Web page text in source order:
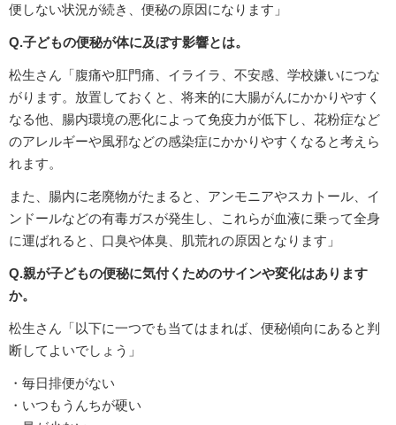
便しない状況が続き、便秘の原因になります」
Q.子どもの便秘が体に及ぼす影響とは。
松生さん「腹痛や肛門痛、イライラ、不安感、学校嫌いにつな
がります。放置しておくと、将来的に大腸がんにかかりやすく
なる他、腸内環境の悪化によって免疫力が低下し、花粉症など
のアレルギーや風邪などの感染症にかかりやすくなると考えら
れます。
また、腸内に老廃物がたまると、アンモニアやスカトール、イ
ンドールなどの有毒ガスが発生し、これらが血液に乗って全身
に運ばれると、口臭や体臭、肌荒れの原因となります」
Q.親が子どもの便秘に気付くためのサインや変化はあります
か。
松生さん「以下に一つでも当てはまれば、便秘傾向にあると判
断してよいでしょう」
・毎日排便がない
・いつもうんちが硬い